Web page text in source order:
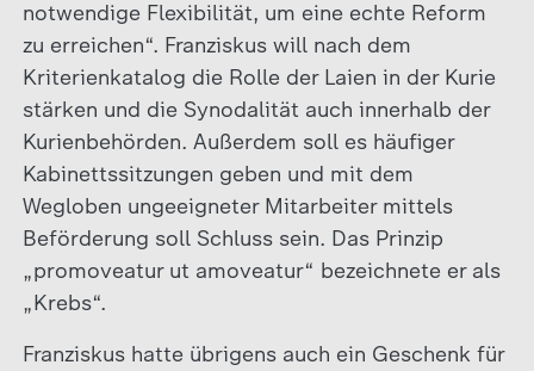
notwendige Flexibilität, um eine echte Reform
zu erreichen“. Franziskus will nach dem
Kriterienkatalog die Rolle der Laien in der Kurie
stärken und die Synodalität auch innerhalb der
Kurienbehörden. Außerdem soll es häufiger
Kabinettssitzungen geben und mit dem
Wegloben ungeeigneter Mitarbeiter mittels
Beförderung soll Schluss sein. Das Prinzip
„promoveatur ut amoveatur“ bezeichnete er als
„Krebs“.
Franziskus hatte übrigens auch ein Geschenk für